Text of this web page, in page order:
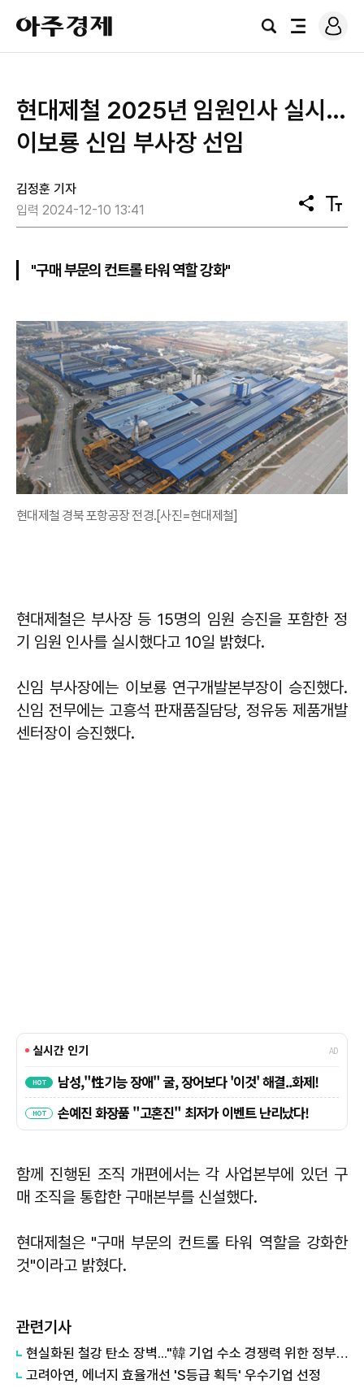
아
주
경
검
전
로
그
현대제철 2025년 임원인사 실시…
이보룡 신임 부사장 선임
김정훈 기자
입력 2024-12-10 13:41
공
유
텍
스
"구매 부문의 컨트롤 타워 역할 강화"
현대제철 경북 포항공장 전경.[사진=현대제철]
현대제철은 부사장 등 15명의 임원 승진을 포함한 정
기 임원 인사를 실시했다고 10일 밝혔다.
신임 부사장에는 이보룡 연구개발본부장이 승진했다.
신임 전무에는 고흥석 판재품질담당, 정유동 제품개발
센터장이 승진했다.
함께 진행된 조직 개편에서는 각 사업본부에 있던 구
매 조직을 통합한 구매본부를 신설했다.
현대제철은 "구매 부문의 컨트롤 타워 역할을 강화한
것"이라고 밝혔다.
관련기사
현실화된 철강 탄소 장벽..."韓 기업 수소 경쟁력 위한 정부 지원 계속 돼야"
고려아연, 에너지 효율개선 'S등급 획득' 우수기업 선정